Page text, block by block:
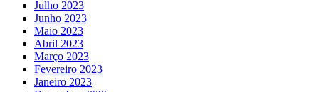
Julho 2023
Junho 2023
Maio 2023
Abril 2023
Março 2023
Fevereiro 2023
Janeiro 2023